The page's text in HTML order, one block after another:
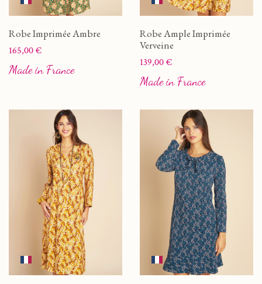
Robe Imprimée Ambre
Prix
165,00 €
Made in France
Robe Ample Imprimée
Verveine
Prix
139,00 €
Made in France